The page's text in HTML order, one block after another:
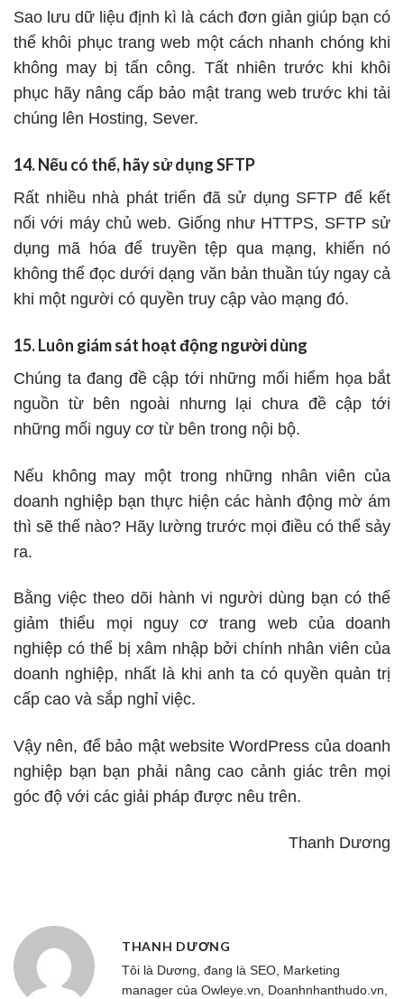
Sao lưu dữ liệu định kì là cách đơn giản giúp bạn có
thể khôi phục trang web một cách nhanh chóng khi
không may bị tấn công. Tất nhiên trước khi khôi
phục hãy nâng cấp bảo mật trang web trước khi tải
chúng lên Hosting, Sever.
14. Nếu có thể, hãy sử dụng SFTP
Rất nhiều nhà phát triển đã sử dụng SFTP để kết
nối với máy chủ web. Giống như HTTPS, SFTP sử
dụng mã hóa để truyền tệp qua mạng, khiến nó
không thể đọc dưới dạng văn bản thuần túy ngay cả
khi một người có quyền truy cập vào mạng đó.
15. Luôn giám sát hoạt động người dùng
Chúng ta đang đề cập tới những mối hiểm họa bắt
nguồn từ bên ngoài nhưng lại chưa đề cập tới
những mối nguy cơ từ bên trong nội bộ.
Nếu không may một trong những nhân viên của
doanh nghiệp bạn thực hiện các hành động mờ ám
thì sẽ thế nào? Hãy lường trước mọi điều có thể sảy
ra.
Bằng việc theo dõi hành vi người dùng bạn có thể
giảm thiểu mọi nguy cơ trang web của doanh
nghiệp có thể bị xâm nhập bởi chính nhân viên của
doanh nghiệp, nhất là khi anh ta có quyền quản trị
cấp cao và sắp nghỉ việc.
Vậy nên, để bảo mật website WordPress của doanh
nghiệp bạn bạn phải nâng cao cảnh giác trên mọi
góc độ với các giải pháp được nêu trên.
Thanh Dương
THANH DƯƠNG
Tôi là Dương, đang là SEO, Marketing
manager của Owleye.vn, Doanhnhanthudo.vn,